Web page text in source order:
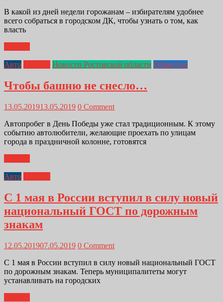
В какой из дней недели горожанам – избирателям удобнее
всего собраться в городском ДК, чтобы узнать о том, как
власть
Авто Новости Ростовской области Общество
Чтобы башню не снесло…
13.05.201913.05.2019 0 Comment
Автопробег в День Победы уже стал традиционным. К этому
событию автолюбители, желающие проехать по улицам
города в праздничной колонне, готовятся
Авто
С 1 мая в России вступил в силу новый
национальный ГОСТ по дорожным
знакам
12.05.201907.05.2019 0 Comment
С 1 мая в России вступил в силу новый национальный ГОСТ
по дорожным знакам. Теперь муниципалитеты могут
устанавливать на городских